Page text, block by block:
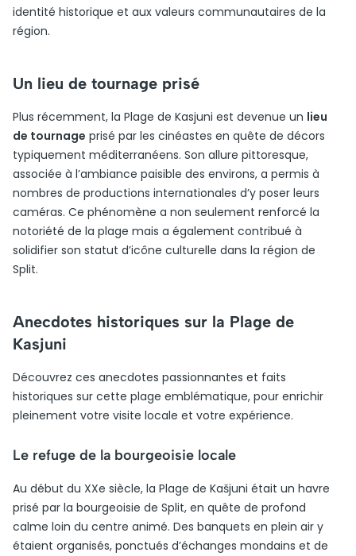
identité historique et aux valeurs communautaires de la
région.
Un lieu de tournage prisé
Plus récemment, la Plage de Kasjuni est devenue un lieu
de tournage prisé par les cinéastes en quête de décors
typiquement méditerranéens. Son allure pittoresque,
associée à l’ambiance paisible des environs, a permis à
nombres de productions internationales d’y poser leurs
caméras. Ce phénomène a non seulement renforcé la
notoriété de la plage mais a également contribué à
solidifier son statut d’icône culturelle dans la région de
Split.
Anecdotes historiques sur la Plage de
Kasjuni
Découvrez ces anecdotes passionnantes et faits
historiques sur cette plage emblématique, pour enrichir
pleinement votre visite locale et votre expérience.
Le refuge de la bourgeoisie locale
Au début du XXe siècle, la Plage de Kašjuni était un havre
prisé par la bourgeoisie de Split, en quête de profond
calme loin du centre animé. Des banquets en plein air y
étaient organisés, ponctués d’échanges mondains et de